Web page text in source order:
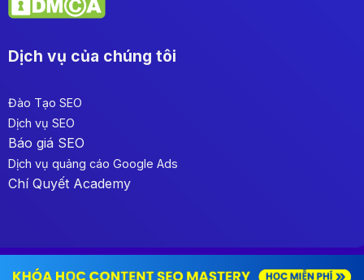
Dịch vụ của chúng tôi
Đào Tạo SEO
Dịch vụ SEO
Báo giá SEO
Dịch vụ quảng cáo Google Ads
Chí Quyết Academy
Copyright © 2023 Homepage by SEOSONA. All right reserved